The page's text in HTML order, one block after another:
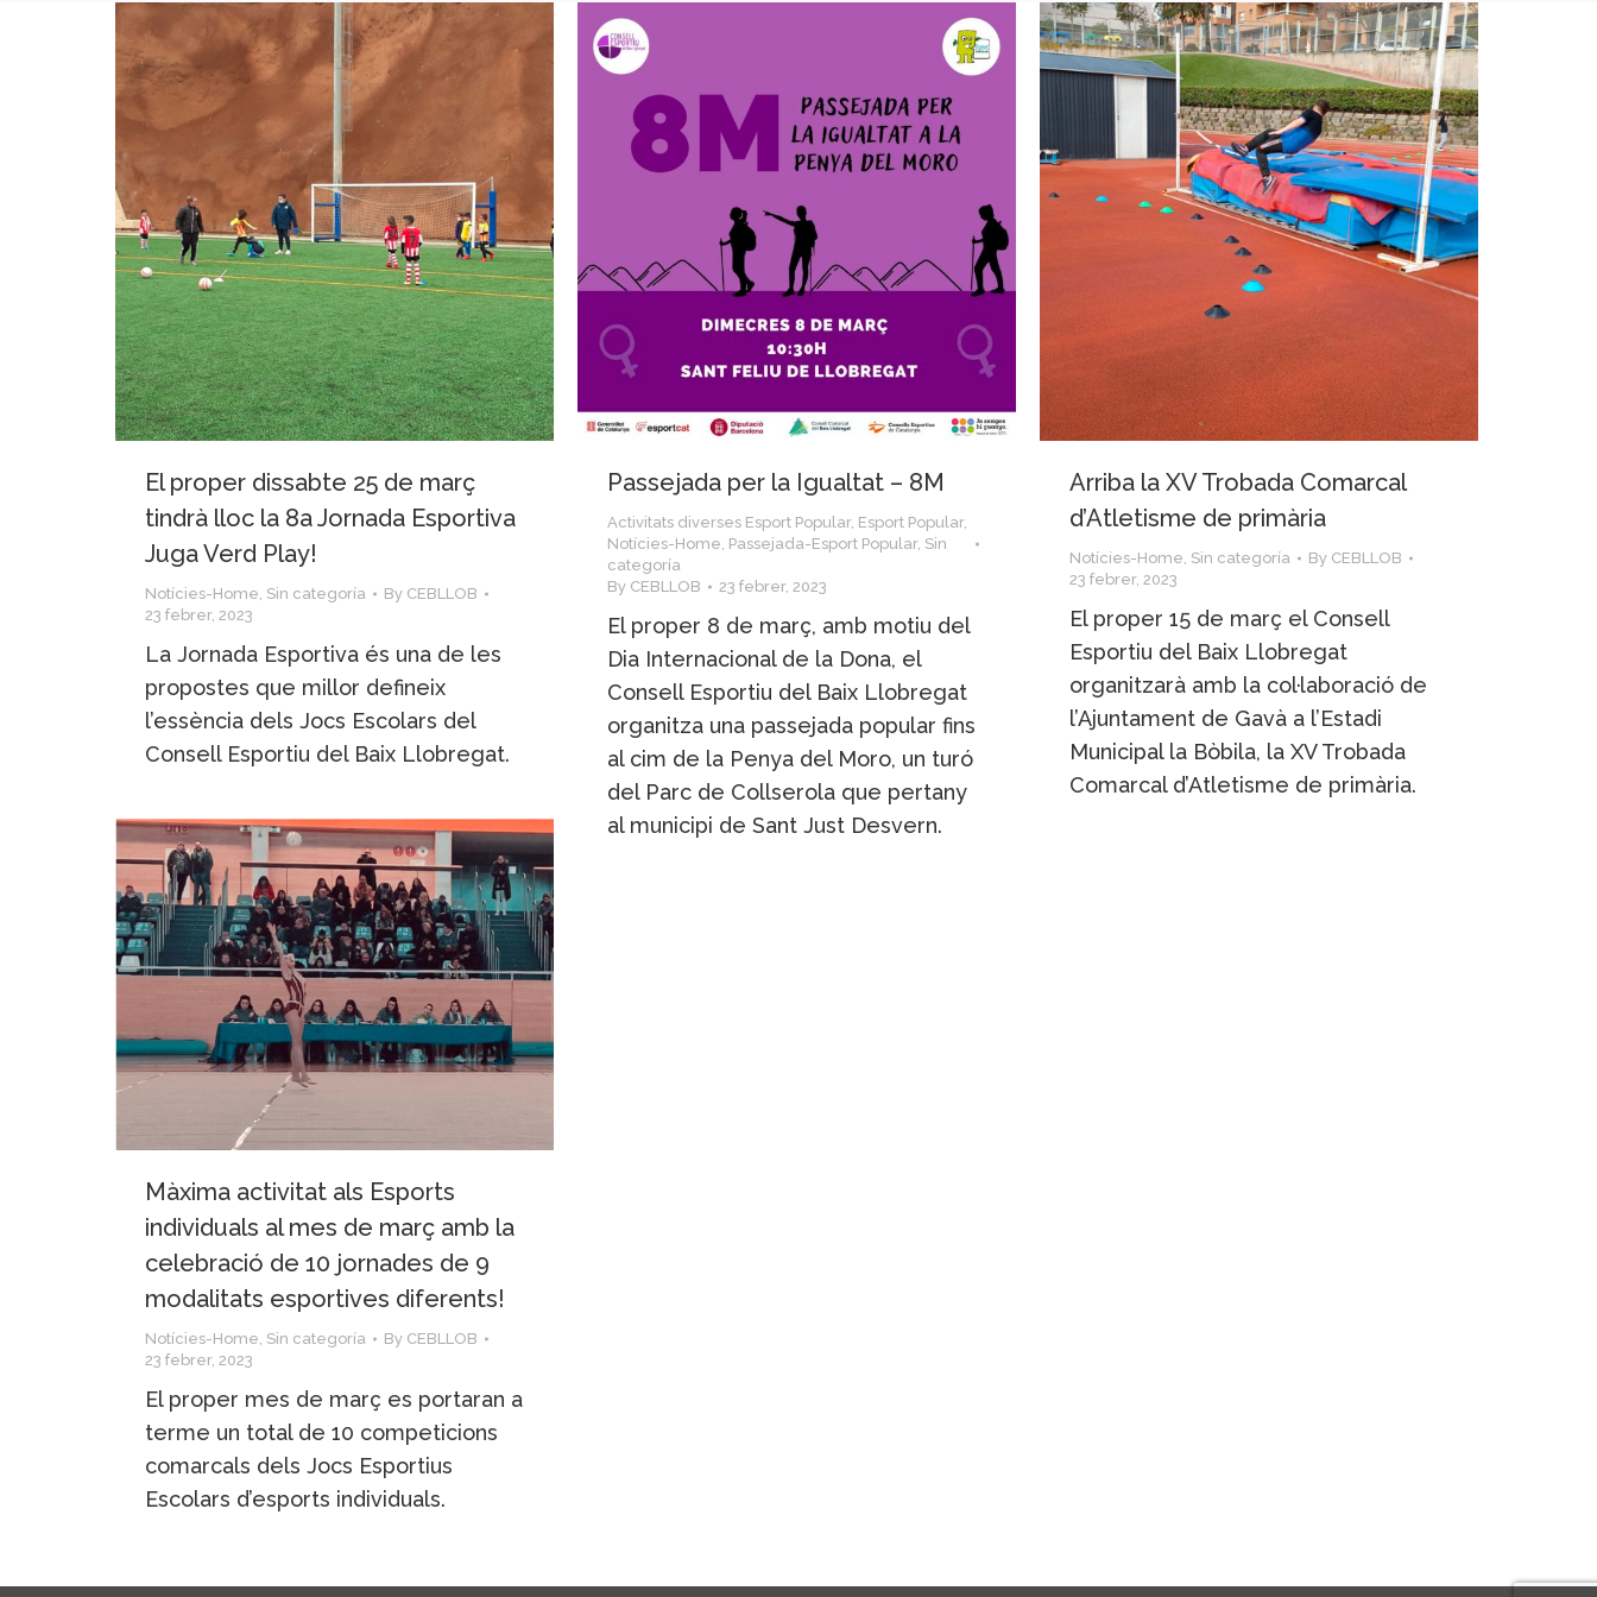
El proper dissabte 25 de març
tindrà lloc la 8a Jornada Esportiva
Juga Verd Play!
Notícies-Home, Sin categoría By CEBLLOB
23 febrer, 2023
La Jornada Esportiva és una de les
propostes que millor defineix
l’essència dels Jocs Escolars del
Consell Esportiu del Baix Llobregat.
Passejada per la Igualtat – 8M
Activitats diverses Esport Popular, Esport Popular,
Notícies-Home, Passejada-Esport Popular, Sin
categoría
By CEBLLOB 23 febrer, 2023
El proper 8 de març, amb motiu del
Dia Internacional de la Dona, el
Consell Esportiu del Baix Llobregat
organitza una passejada popular fins
al cim de la Penya del Moro, un turó
del Parc de Collserola que pertany
al municipi de Sant Just Desvern.
Arriba la XV Trobada Comarcal
d’Atletisme de primària
Notícies-Home, Sin categoría By CEBLLOB
23 febrer, 2023
El proper 15 de març el Consell
Esportiu del Baix Llobregat
organitzarà amb la col·laboració de
l’Ajuntament de Gavà a l’Estadi
Municipal la Bòbila, la XV Trobada
Comarcal d’Atletisme de primària.
Màxima activitat als Esports
individuals al mes de març amb la
celebració de 10 jornades de 9
modalitats esportives diferents!
Notícies-Home Sin categoría By CEBLLOB
23 febrer, 2023
El proper mes de març es portaran a
terme un total de 10 competicions
comarcals dels Jocs Esportius
Escolars d’esports individuals.